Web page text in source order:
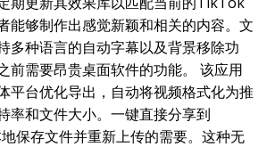
能够制作出感觉新颖和相关的内容。文
多种语言的自动字幕以及背景移除功
前需要昂贵桌面软件的功能。 该应用
平台优化导出，自动将视频格式化为推
率和文件大小。一键直接分享到
保存文件并重新上传的需要。这种无